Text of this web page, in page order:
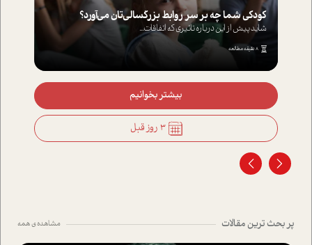
کودکی شما چه بر سر روابط بزرگسالی‌تان می‌آورد؟
شاید پیش از این درباره تاثیری که اتفاقات...
8 دقیقه مطالعه
بیشتر بخوانیم
3 روز قبل
پر بحث ترین مقالات مشاهده ی همه